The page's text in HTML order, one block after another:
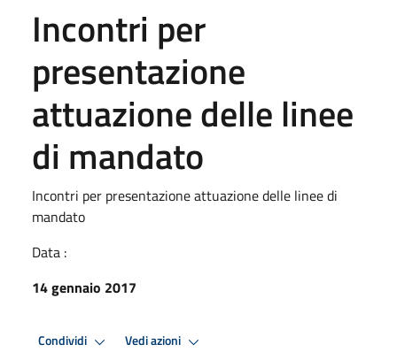
Incontri per
presentazione
attuazione delle linee
di mandato
Incontri per presentazione attuazione delle linee di
mandato
Data :
14 gennaio 2017
Condividi Vedi azioni